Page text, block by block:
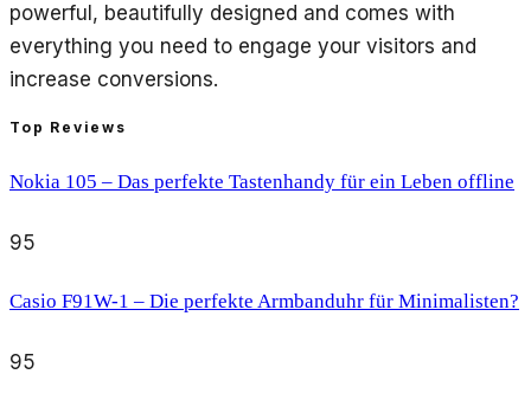
powerful, beautifully designed and comes with
everything you need to engage your visitors and
increase conversions.
Top Reviews
Nokia 105 – Das perfekte Tastenhandy für ein Leben offline
95
Casio F91W-1 – Die perfekte Armbanduhr für Minimalisten?
95